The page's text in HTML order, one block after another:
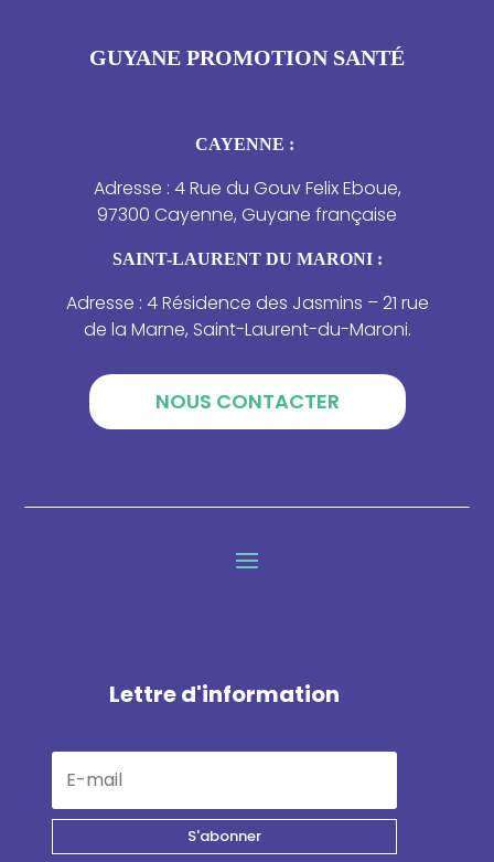
GUYANE PROMOTION SANTÉ
CAYENNE :
Adresse : 4 Rue du Gouv Felix Eboue,
97300 Cayenne, Guyane française
SAINT-LAURENT DU MARONI :
Adresse : 4 Résidence des Jasmins – 21 rue
de la Marne, Saint-Laurent-du-Maroni.
NOUS CONTACTER
Lettre d'information
S'abonner